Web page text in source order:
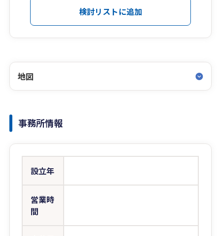
検討リストに追加
地図
事務所情報
設立年
営業時
間